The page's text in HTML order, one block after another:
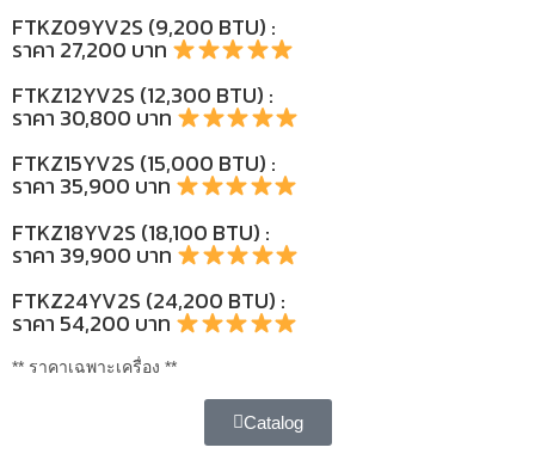
FTKZ09YV2S (9,200 BTU) :
ราคา 27,200 บาท
FTKZ12YV2S (12,300 BTU) :
ราคา 30,800 บาท
FTKZ15YV2S (15,000 BTU) :
ราคา 35,900 บาท
FTKZ18YV2S (18,100 BTU) :
ราคา 39,900 บาท
FTKZ24YV2S (24,200 BTU) :
ราคา 54,200 บาท
** ราคาเฉพาะเครื่อง **
Catalog